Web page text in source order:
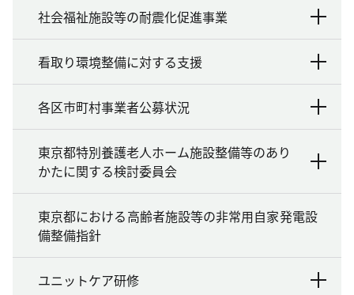
社会福祉施設等の耐震化促進事業
看取り環境整備に対する支援
各区市町村事業者公募状況
東京都特別養護老人ホーム施設整備等のあり
かたに関する検討委員会
東京都における高齢者施設等の非常用自家発電設
備整備指針
ユニットケア研修